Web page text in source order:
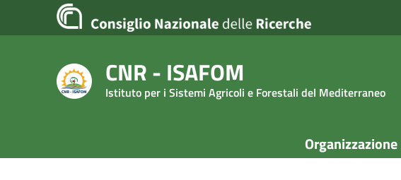
Vai ai contenuti
Vai al menu di navigazione
CNR - ISAFOM
Istituto per i Sistemi Agricoli e Forestali del Mediterraneo
Organizzazione